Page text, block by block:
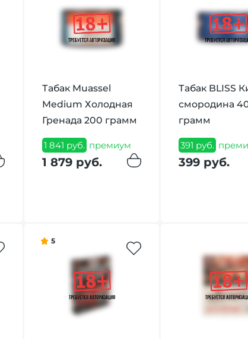
Табак Muassel
Medium Холодная
Гренада 200 грамм
1 841 руб. премиум
1 879 руб.
Табак BLISS
смородина
грамм
391 руб.
399 руб.
5